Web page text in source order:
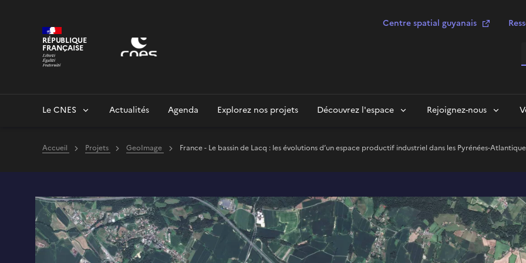
RÉPUBLIQUE
FRANÇAISE
Centre spatial guyanais
Le CNES Actualités Agenda Explorez nos projets Découvrez l'espace Rejoignez-nous
Accueil Projets GeoImage France - Le bassin de Lacq : les évolutions d’un espace productif industriel dans les Pyrénées-